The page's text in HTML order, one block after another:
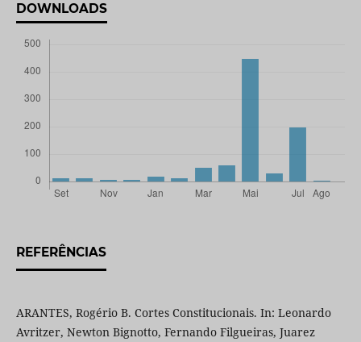
DOWNLOADS
REFERÊNCIAS
ARANTES, Rogério B. Cortes Constitucionais. In: Leonardo
Avritzer, Newton Bignotto, Fernando Filgueiras, Juarez